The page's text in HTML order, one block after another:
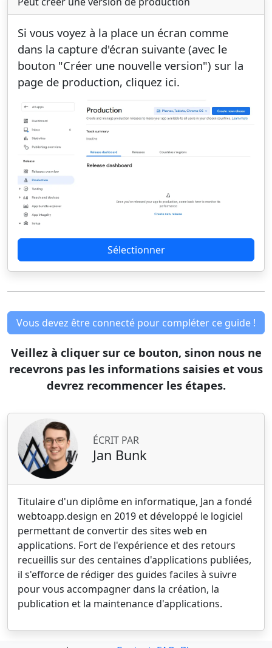
Si vous voyez à la place un écran comme
dans la capture d'écran suivante (avec le
bouton "Créer une nouvelle version") sur la
page de production, cliquez ici.
Sélectionner
Vous devez être connecté pour compléter ce guide !
Veillez à cliquer sur ce bouton, sinon nous ne
recevrons pas les informations saisies et vous
devrez recommencer les étapes.
ÉCRIT PAR
Jan Bunk
Titulaire d'un diplôme en informatique, Jan a fondé
webtoapp.design en 2019 et développé le logiciel
permettant de convertir des sites web en
applications. Fort de l'expérience et des retours
recueillis sur des centaines d'applications publiées,
il s'efforce de rédiger des guides faciles à suivre
pour vous accompagner dans la création, la
publication et la maintenance d'applications.